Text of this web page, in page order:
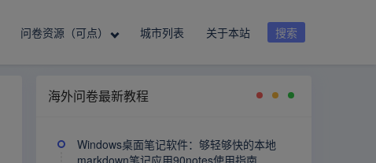
搜索
问卷资源（可点） 城市列表 关于本站
海外问卷最新教程
Windows桌面笔记软件：够轻够快的本地
markdown笔记应用90notes使用指南